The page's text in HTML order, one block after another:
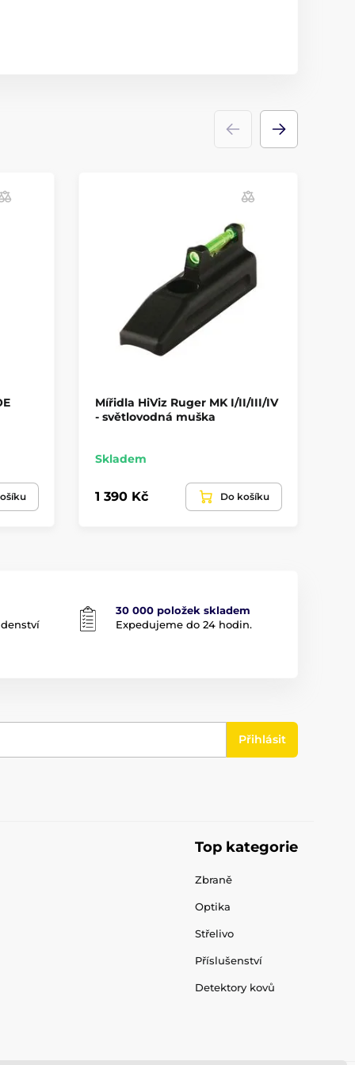
Mířidla HiViz Ruger MK I/II/III/IV
- světlovodná muška
Skladem
1 390 Kč Do košíku
30 000 položek skladem
Expedujeme do 24 hodin.
Přihlásit
Top kategorie
Zbraně
Optika
Střelivo
Příslušenství
Detektory kovů